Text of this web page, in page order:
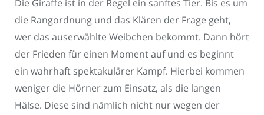
Die Giraffe ist in der Regel ein sanftes Tier. Bis es um
die Rangordnung und das Klären der Frage geht,
wer das auserwählte Weibchen bekommt. Dann hört
der Frieden für einen Moment auf und es beginnt
ein wahrhaft spektakulärer Kampf. Hierbei kommen
weniger die Hörner zum Einsatz, als die langen
Hälse. Diese sind nämlich nicht nur wegen der